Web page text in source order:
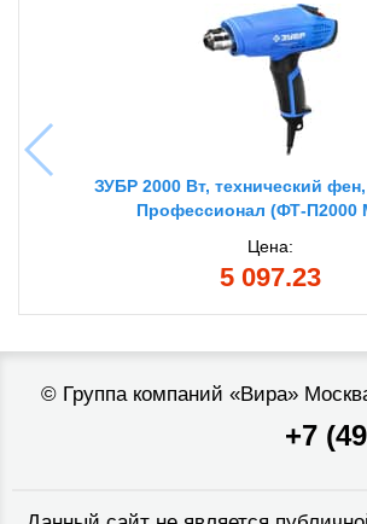
ЗУБР 2000 Вт, технический
Профессионал (ФТ-П2000
Цена:
5 097.23
© Группа компаний «Вира»
+7